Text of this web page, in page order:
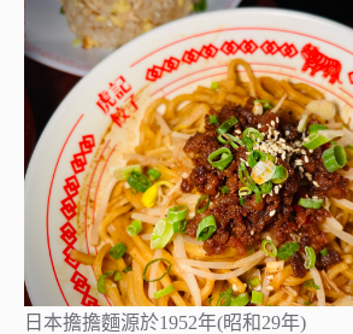
日本擔擔麵源於1952年(昭和29年)